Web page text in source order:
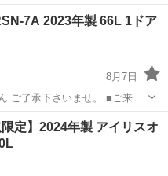
ー通勤OK＆無料駐車場あり
城県常陸大宮市》 人気の
7A 2023年製 66L 1ドア
8月7日
下さいませ。 ■ご来店
家電 IRSN
限定】2024年製 アイリスオ